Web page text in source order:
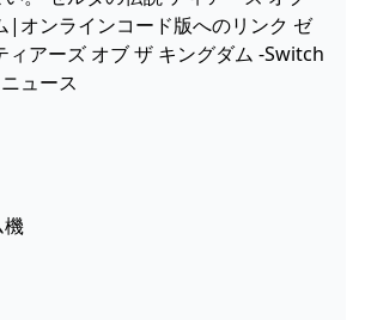
|オンラインコード版へのリンク ゼ
ィアーズ オブ ザ キングダム -Switch
ュース
機